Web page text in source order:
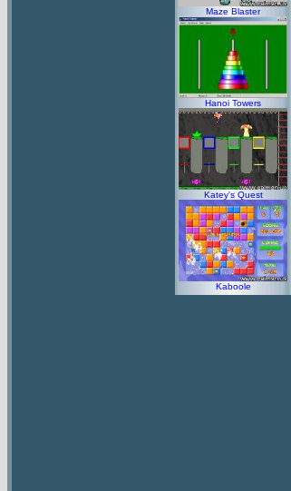
Maze Blaster
Hanoi Towers
Katey's Quest
Kaboole